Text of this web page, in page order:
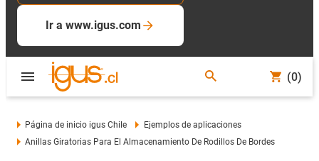
Ir a www.igus.com
(0)
Página de inicio igus Chile
Ejemplos de aplicaciones
Anillas Giratorias Para El Almacenamiento De Rodillos De Bordes